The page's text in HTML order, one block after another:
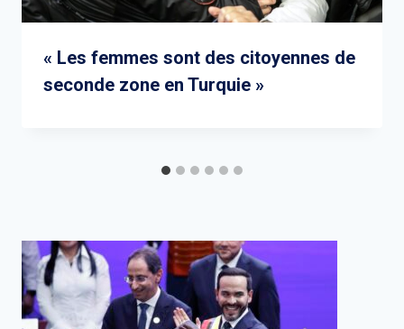
« Les femmes sont des citoyennes de
seconde zone en Turquie »